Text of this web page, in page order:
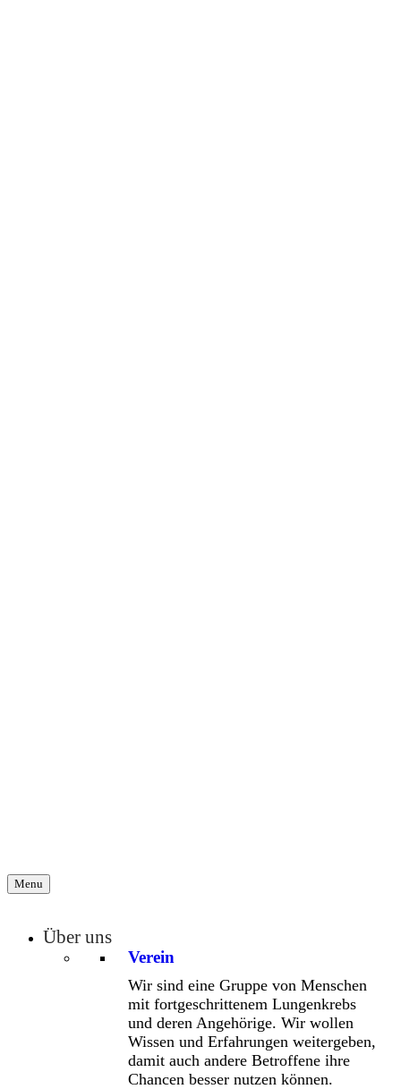
Menu
Über uns
Verein
Wir sind eine Gruppe von Menschen
mit fortgeschrittenem Lungenkrebs
und deren Angehörige. Wir wollen
Wissen und Erfahrungen weitergeben,
damit auch andere Betroffene ihre
Chancen besser nutzen können.